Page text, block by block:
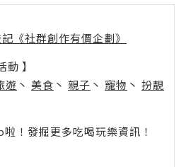
《社群創作有價企劃》
】
遊 丶 美食 丶 親子 丶 寵物 丶 扮靚
！發掘更多吃喝玩樂資訊！